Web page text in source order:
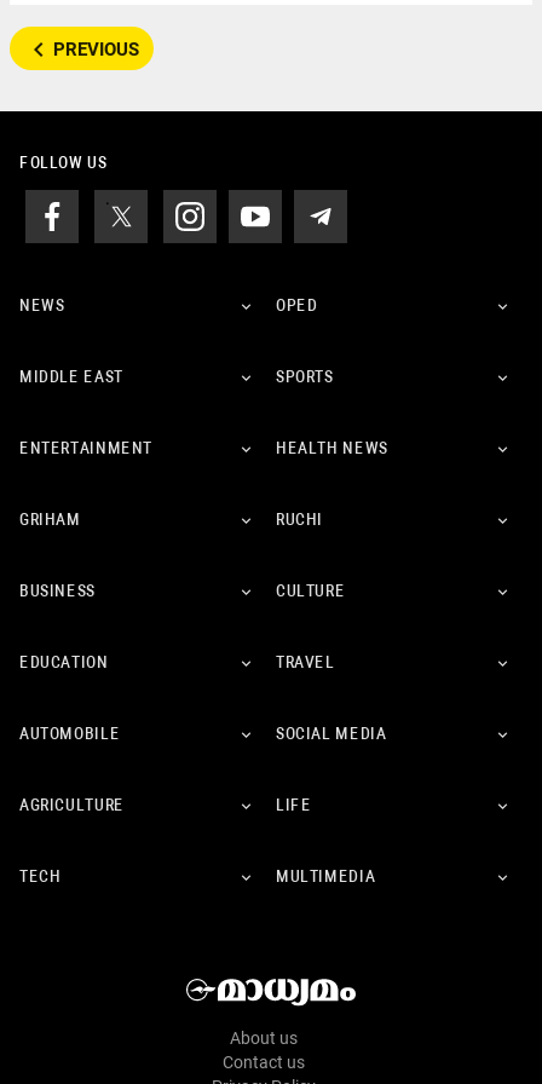
navigate_before PREVIOUS
FOLLOW US
NEWS OPED
MIDDLE EAST SPORTS
ENTERTAINMENT HEALTH NEWS
GRIHAM RUCHI
BUSINESS CULTURE
EDUCATION TRAVEL
AUTOMOBILE SOCIAL MEDIA
AGRICULTURE LIFE
TECH MULTIMEDIA
About us
Contact us